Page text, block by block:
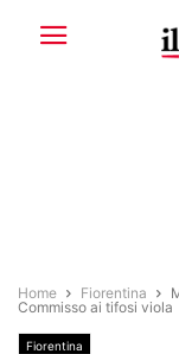
Home Fiorentina
Commisso ai tifosi viola
Fiorentina